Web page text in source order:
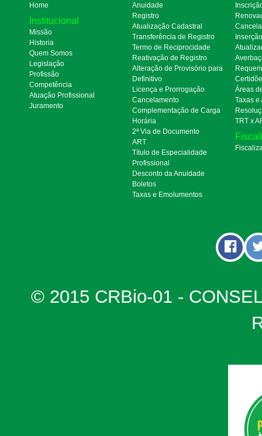
Home
Institucional
Missão
Historia
Quem Somos
Legislação
Profissão
Competência
Atuação Profissional
Juramento
Anuidade
Registro
Atualização Cadastral
Transferência de Registro
Termo de Reciprocidade
Reativação de Registro
Alteração de Provisório para
Definitivo
Licença e Prorrogação
Cancelamento
Complementação de Carga
Horária
2ª Via de Documento
ART
Título de Especialidade
Profissional
Desconto da Anuidade
Boletos
Taxas e Emolumentos
Áreas
Taxas e
TRT x
© 2015 CRBio-01 -